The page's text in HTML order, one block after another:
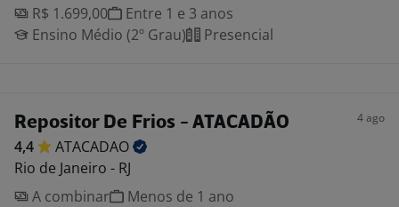
R$ 1.699,00
Entre 1 e 3 anos
Ensino Médio (2º Grau)
Presencial
Repositor De Frios - ATACADÃO 4 ago
4,4
ATACADAO
Rio de Janeiro - RJ
A combinar
Menos de 1 ano